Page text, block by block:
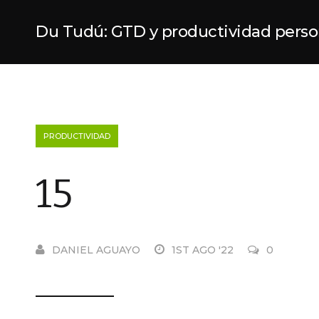
Du Tudú: GTD y productividad
PRODUCTIVIDAD
15
DANIEL AGUAYO 1ST AGO '22 0